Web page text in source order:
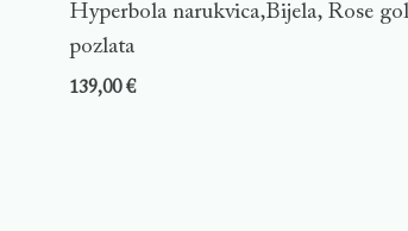
Hyperbola narukvica,Bijela, Rose
pozlata
139,00€